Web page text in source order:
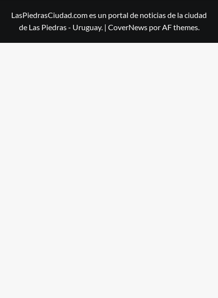
LasPiedrasCiudad.com es un portal de noticias de la ciudad
de Las Piedras - Uruguay. | CoverNewspor AF themes.